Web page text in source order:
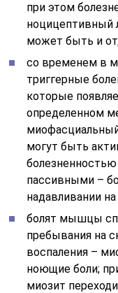
при этом
ноцицептивный
может быть и
со временем в
триггерные
которые
определенном
могут быть
пассивными –
надавливании на
болят мышцы
пребывания на
воспаления –
ноющие боли;
миозит